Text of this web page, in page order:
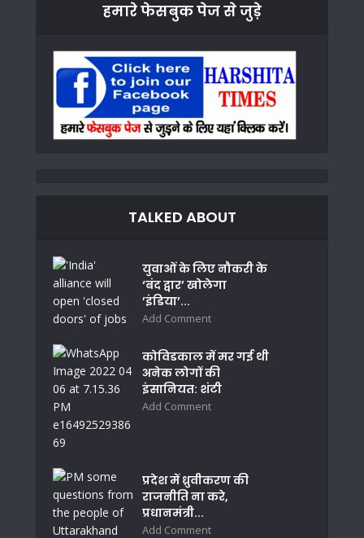
हमारे फेसबुक पेज से जुड़े
TALKED ABOUT
युवाओं के लिए नौकरी के
‘बंद द्वार’ खोलेगा
’इंडिया’...
Add Comment
कोविडकाल में मर गई थी
अनेक लोगों की
इंसानियत: शंटी
Add Comment
प्रदेश में ध्रुवीकरण की
राजनीति ना करे,
प्रधानमंत्री...
Add Comment